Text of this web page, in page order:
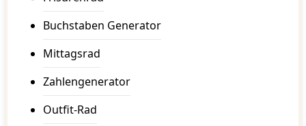
Buchstaben Generator
Mittagsrad
Zahlengenerator
Outfit-Rad